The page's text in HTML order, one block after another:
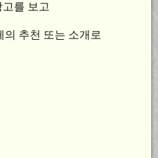
를 보고
의 추천 또는 소개로